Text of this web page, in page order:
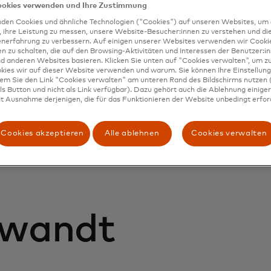
zu erfüllen
Sie sich durch Kartenakzeptanz einen
Sie Hürden bei der Einführung
Automatisierung und KI
von The Harris Poll und Mastercard im Oktober 2024 unter
grosser B2B-Unternehmen in Brasilien, Kanada,
Malaysia, Saudi-Arabien, Spanien, Grossbritannien und den
verwenden und Ihre Zustimmung
Cookies und ähnliche Technologien ("Cookies") auf unseren Websites, um
ihre Leistung zu messen, unsere Website-Besucher:innen zu verstehen und die
zu verbessern. Auf einigen unserer Websites verwenden wir
zu schalten, die auf den Browsing-Aktivitäten und Interessen der
anderen Websites basieren. Klicken Sie unten auf "Cookies verwalten", um
wir auf dieser Website verwenden und warum. Sie können Ihre
Sie den Link "Cookies verwalten" am unteren Rand des Bildschirms nutzen
Button und nicht als Link verfügbar). Dazu gehört auch die Ablehnung
Ausnahme derjenigen, die für das Funktionieren der Website unbedingt
Cookies akzeptieren Alle ablehnen Cookies verwalten